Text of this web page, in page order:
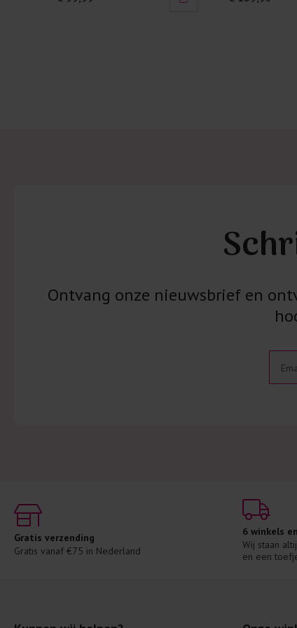
Ontvang onze nieuwsbrief en
Gratis verzending
Gratis vanaf €75 in Nederland
6 winkels
Wij staan
en een